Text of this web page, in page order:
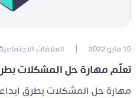
10 مايو 2022 العلاقات
تعلّم مهارة حل المشكلات
مهارة حل المشكلات بطرق